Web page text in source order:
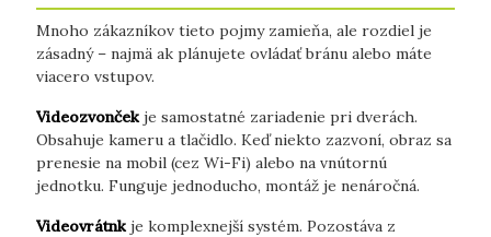
Mnoho zákazníkov tieto pojmy zamieňa, ale rozdiel je
zásadný – najmä ak plánujete ovládať bránu alebo máte
viacero vstupov.
Videozvonček je samostatné zariadenie pri dverách.
Obsahuje kameru a tlačidlo. Keď niekto zazvoní, obraz sa
prenesie na mobil (cez Wi-Fi) alebo na vnútornú
jednotku. Funguje jednoducho, montáž je nenáročná.
Videovrátnk je komplexnejší systém. Pozostáva z